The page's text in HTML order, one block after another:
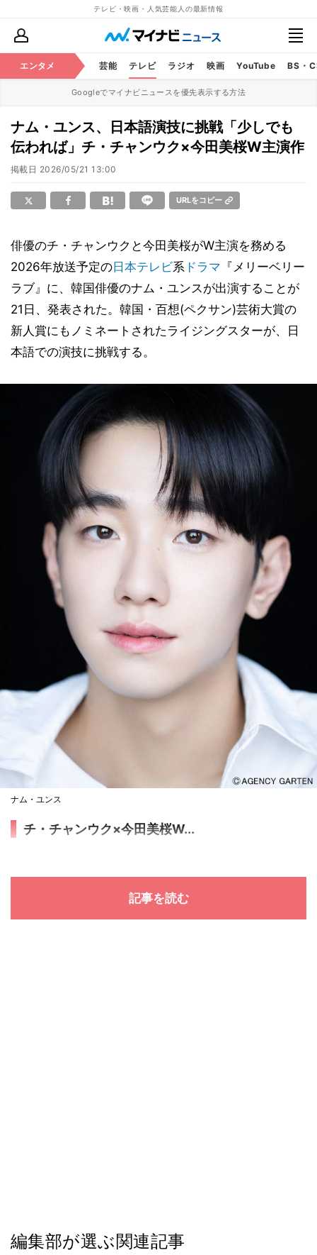
テレビ・映画・人気芸能人の最新情報
エンタメ 芸能 テレビ ラジオ 映画 YouTube BS・
Googleでマイナビニュースを優先表示する方法
ナム・ユンス、日本語演技に挑戦「少しでも
伝われば」チ・チャンウク×今田美桜W主演作
掲載日 2026/05/21 13:00
URLをコピー
俳優のチ・チャンウクと今田美桜がW主演を務める
2026年放送予定の 日本テレビ系 ドラマ 『メリーベリー
ラブ』に、韓国俳優のナム・ユンスが出演することが
21日、発表された。韓国・百想(ペクサン)芸術大賞の
新人賞にもノミネートされたライジングスターが、日
本語での演技に挑戦する。
ナム・ユンス
チ・チャンウク×今田美桜W...
記事を読む
編集部が選ぶ関連記事